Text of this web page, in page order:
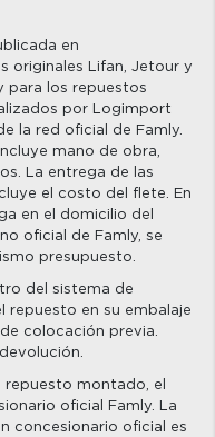
en
originales Lifan, Jetour y
para los repuestos
por Logimport
la red oficial de Famly.
mano de obra,
La entrega de las
el costo del flete. En
en el domicilio del
oficial de Famly, se
presupuesto.
del sistema de
repuesto en su embalaje
colocación previa.
montado, el
oficial Famly. La
concesionario oficial es